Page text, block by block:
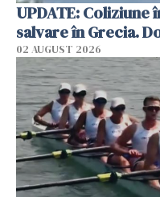
UPDATE:
salvare în Grecia.
02 AUGUST 2026